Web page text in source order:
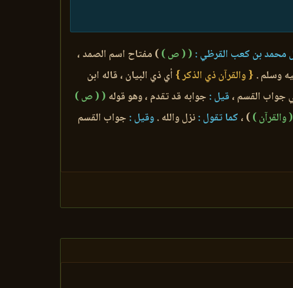
محمد بن كعب القرظي : ( ( ص )) مفتاح اسم الصمد ،
وسلم . { والقرآن ذي الذكر } أي ذي البيان ، قاله ابن
جواب القسم ، قيل : جوابه قد تقدم ، وهو قوله ( ( ص )
والقرآن )) ، كما تقول :نزل والله .وقيل : جواب القسم